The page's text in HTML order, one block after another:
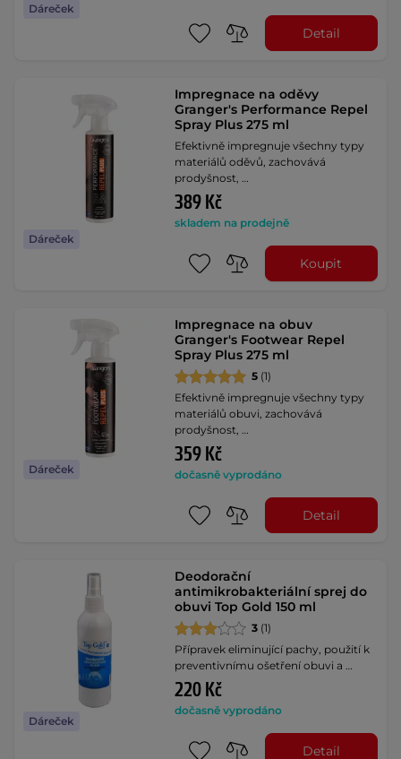
Dáreček
Detail
Dáreček
Impregnace na oděvy
Granger's Performance Repel
Spray Plus 275 ml
Efektivně impregnuje všechny typy
materiálů oděvů, zachovává
prodyšnost, …
389 Kč
skladem na prodejně
Koupit
Dáreček
Impregnace na obuv
Granger's Footwear Repel
Spray Plus 275 ml
5 (1)
Efektivně impregnuje všechny typy
materiálů obuvi, zachovává
prodyšnost, …
359 Kč
dočasně vyprodáno
Detail
Dáreček
Deodorační
antimikrobakteriální sprej do
obuvi Top Gold 150 ml
3 (1)
Přípravek eliminující pachy, použití k
preventivnímu ošetření obuvi a …
220 Kč
dočasně vyprodáno
Detail